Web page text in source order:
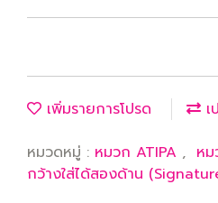
เพิ่มรายการโปรด
หมวดหมู่ : หมวก ATIPA , ห
กว้างใส่ได้สองด้าน